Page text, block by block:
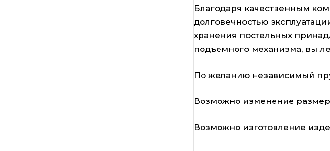
Благодаря качественным
долговечностью
хранения постельных
подъемного механизма, вы
По желанию независимый
Возможно изменение
Возможно изготовление